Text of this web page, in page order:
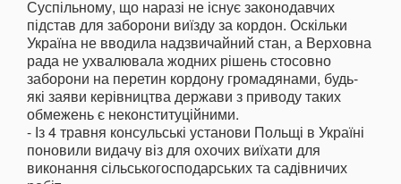
Суспільному, що наразі не існує законодавчих
підстав для заборони виїзду за кордон. Оскільки
Україна не вводила надзвичайний стан, а Верховна
рада не ухвалювала жодних рішень стосовно
заборони на перетин кордону громадянами, будь-
які заяви керівництва держави з приводу таких
обмежень є неконституційними.
- Із 4 травня консульські установи Польщі в Україні
поновили видачу віз для охочих виїхати для
виконання сільськогосподарських та садівничих